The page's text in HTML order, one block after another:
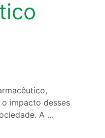
impacto desses
A ...